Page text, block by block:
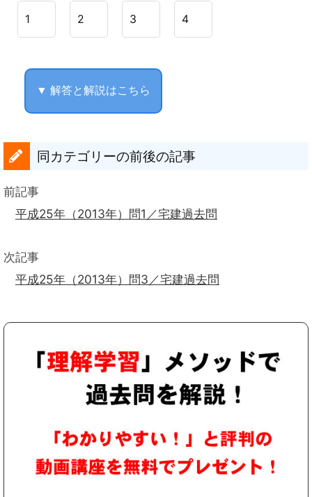
1 2 3 4
▼ 解答と解説はこちら
同カテゴリーの前後の記事
前記事
平成25年（2013年）問1／宅建過去問
次記事
平成25年（2013年）問3／宅建過去問